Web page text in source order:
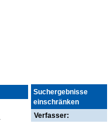
Suchergebnisse
einschränken
Verfasser: